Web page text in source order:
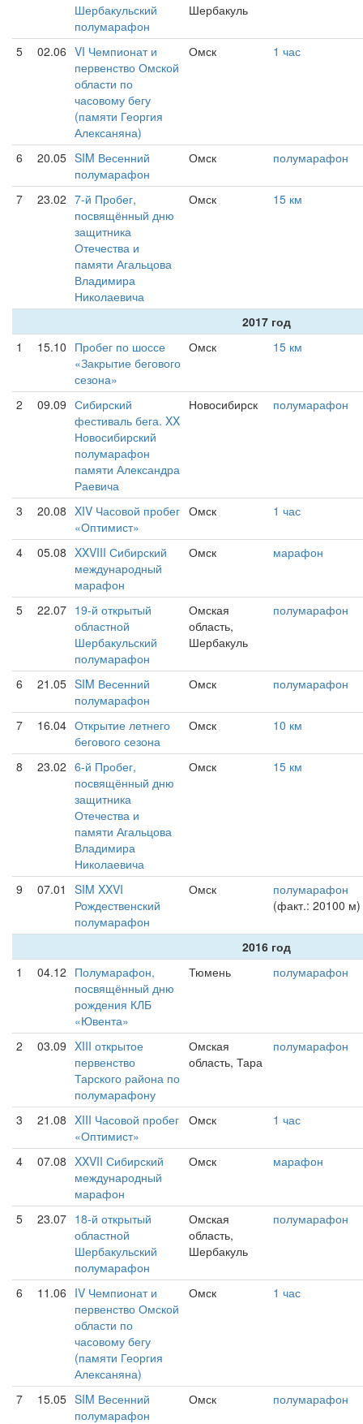
Шербакульский
полумарафон
Шербакуль
5 02.06 VI Чемпионат и
первенство Омской
области по
часовому бегу
(памяти Георгия
Алексаняна)
Омск 1 час
6 20.05 SIM Весенний
полумарафон
Омск полумарафон
7 23.02 7-й Пробег,
посвящённый дню
защитника
Отечества и
памяти Агальцова
Владимира
Николаевича
Омск 15 км
2017 год
1
15.10 Пробег по шоссе
«Закрытие бегового
сезона»
Омск 15 км
2 09.09 Сибирский
фестиваль бега. XX
Новосибирский
полумарафон
памяти Александра
Раевича
Новосибирск полумарафон
3 20.08 XIV Часовой пробег
«Оптимист»
Омск 1 час
4 05.08 XXVIII Сибирский
международный
марафон
Омск марафон
5 22.07 19-й открытый
областной
Шербакульский
полумарафон
Омская
область,
Шербакуль
полумарафон
6 21.05 SIM Весенний
полумарафон
Омск полумарафон
7 16.04 Открытие летнего
бегового сезона
Омск 10 км
8 23.02 6-й Пробег,
посвящённый дню
защитника
Отечества и
памяти Агальцова
Владимира
Николаевича
Омск 15 км
9 07.01
SIM XXVI
Рождественский
полумарафон
Омск
полумарафон
(факт.: 20100 м)
2016 год
1
04.12 Полумарафон,
посвящённый дню
рождения КЛБ
«Ювента»
Тюмень полумарафон
2 03.09 XIII открытое
первенство
Тарского района по
полумарафону
Омская
область, Тара
полумарафон
3 21.08 XIII Часовой пробег
«Оптимист»
Омск 1 час
4 07.08 XXVII Сибирский
международный
марафон
Омск марафон
5 23.07 18-й открытый
областной
Шербакульский
полумарафон
Омская
область,
Шербакуль
полумарафон
6 11.06 IV Чемпионат и
первенство Омской
области по
часовому бегу
(памяти Георгия
Алексаняна)
Омск 1 час
7 15.05 SIM Весенний
полумарафон
Омск полумарафон